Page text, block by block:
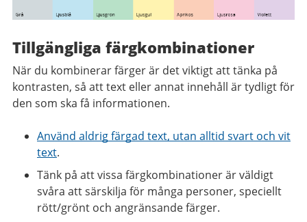
Tillgängliga färgkombinationer
När du kombinerar färger är det viktigt att tänka på
kontrasten, så att text eller annat innehåll är tydligt för
den som ska få informationen.
Använd aldrig färgad text, utan alltid svart och vit
text.
Tänk på att vissa färgkombinationer är väldigt
svåra att särskilja för många personer, speciellt
rött/grönt och angränsande färger.